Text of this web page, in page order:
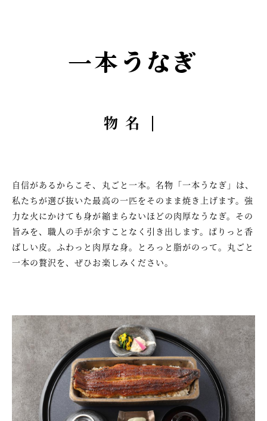
一本うなぎ
名物
自信があるからこそ、丸ごと一本。名物「一本うなぎ」は、
私たちが選び抜いた最高の一匹をそのまま焼き上げます。強
力な火にかけても身が縮まらないほどの肉厚なうなぎ。その
旨みを、職人の手が余すことなく引き出します。ぱりっと香
ばしい皮。ふわっと肉厚な身。とろっと脂がのって。丸ごと
一本の贅沢を、ぜひお楽しみください。